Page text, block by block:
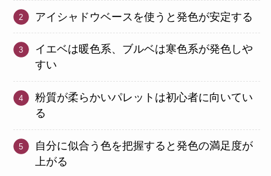
アイシャドウベースを使うと発色が安定する
イエベは暖色系、ブルベは寒色系が発色しや
すい
粉質が柔らかいパレットは初心者に向いてい
る
自分に似合う色を把握すると発色の満足度が
上がる